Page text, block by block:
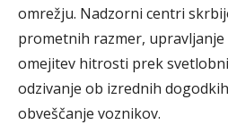
omrežju. Nadzorni centri
prometnih razmer,
omejitev hitrosti prek
odzivanje ob izrednih
obveščanje voznikov.